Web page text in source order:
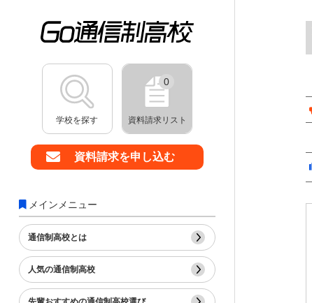
学校を探す
0
資料請求リスト
資料請求を申し込む
メインメニュー
通信制高校とは
人気の通信制高校